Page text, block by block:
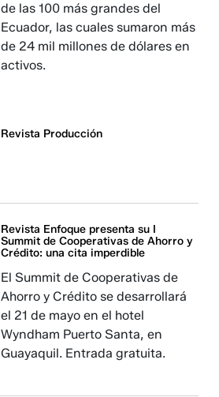
de las 100 más grandes del
Ecuador, las cuales sumaron más
de 24 mil millones de dólares en
activos.
Revista Producción
Revista Enfoque presenta su I
Summit de Cooperativas de Ahorro y
Crédito: una cita imperdible
El Summit de Cooperativas de
Ahorro y Crédito se desarrollará
el 21 de mayo en el hotel
Wyndham Puerto Santa, en
Guayaquil. Entrada gratuita.